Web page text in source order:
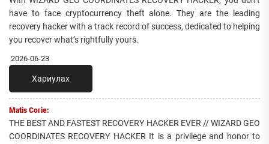
have to face cryptocurrency theft alone. They are the leading
recovery hacker with a track record of success, dedicated to helping
you recover what’s rightfully yours.
2026-06-23
Хариулах
Matis Corie:
THE BEST AND FASTEST RECOVERY HACKER EVER // WIZARD GEO
COORDINATES RECOVERY HACKER It is a privilege and honor to